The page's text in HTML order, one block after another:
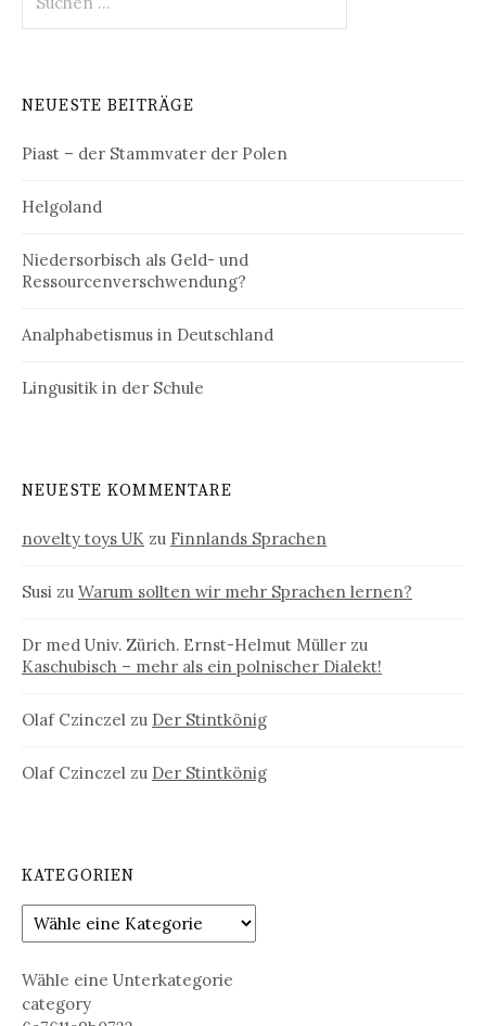
nach:
NEUESTE BEITRÄGE
Piast – der Stammvater der Polen
Helgoland
Niedersorbisch als Geld- und
Ressourcenverschwendung?
Analphabetismus in Deutschland
Lingusitik in der Schule
NEUESTE KOMMENTARE
novelty toys UK zu Finnlands Sprachen
Susi zu Warum sollten wir mehr Sprachen lernen?
Dr med Univ. Zürich. Ernst-Helmut Müller zu
Kaschubisch – mehr als ein polnischer Dialekt!
Olaf Czinczel zu Der Stintkönig
Olaf Czinczel zu Der Stintkönig
KATEGORIEN
Wähle eine Unterkategorie
category